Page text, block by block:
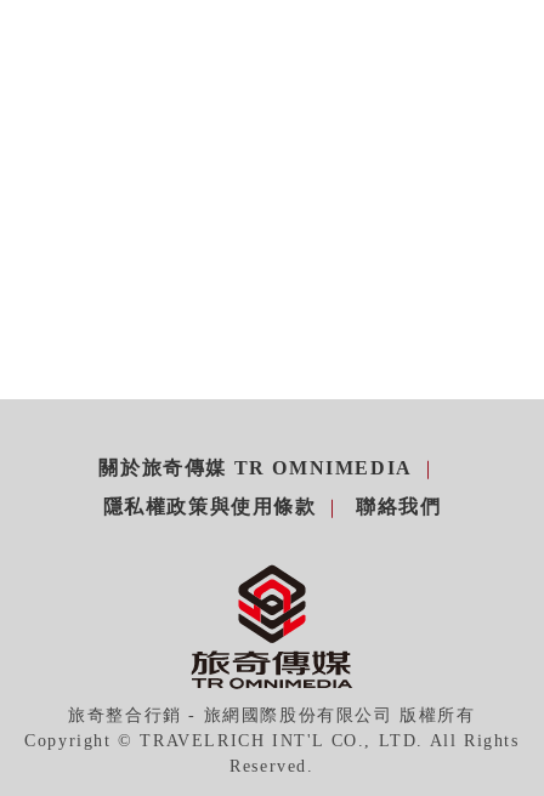
關於旅奇傳媒 TR OMNIMEDIA
隱私權政策與使用條款
聯絡我們
旅奇整合行銷 - 旅網國際股份有限公司 版權所有
Copyright © TRAVELRICH INT'L CO., LTD. All Rights
Reserved.